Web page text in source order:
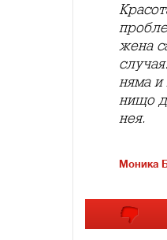
жена
няма и
нищо
нея.
Моника